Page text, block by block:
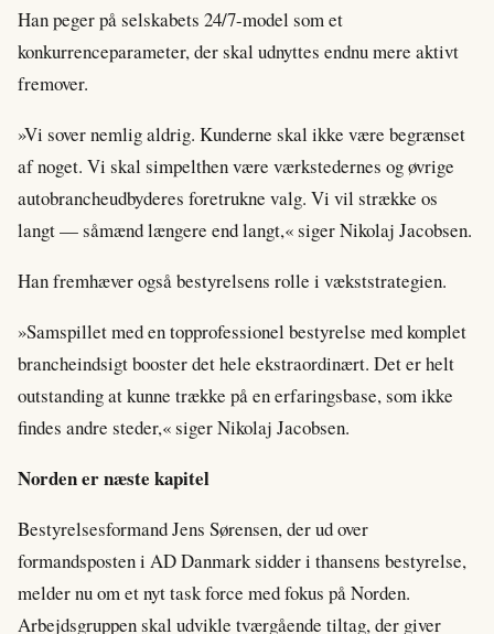
Han peger på selskabets 24/7-model som et
konkurrenceparameter, der skal udnyttes endnu mere aktivt
fremover.
»Vi sover nemlig aldrig. Kunderne skal ikke være begrænset
af noget. Vi skal simpelthen være værkstedernes og øvrige
autobrancheudbyderes foretrukne valg. Vi vil strække os
langt — såmænd længere end langt,« siger Nikolaj Jacobsen.
Han fremhæver også bestyrelsens rolle i vækststrategien.
»Samspillet med en topprofessionel bestyrelse med komplet
brancheindsigt booster det hele ekstraordinært. Det er helt
outstanding at kunne trække på en erfaringsbase, som ikke
findes andre steder,« siger Nikolaj Jacobsen.
Norden er næste kapitel
Bestyrelsesformand Jens Sørensen, der ud over
formandsposten i AD Danmark sidder i thansens bestyrelse,
melder nu om et nyt task force med fokus på Norden.
Arbejdsgruppen skal udvikle tværgående tiltag, der giver